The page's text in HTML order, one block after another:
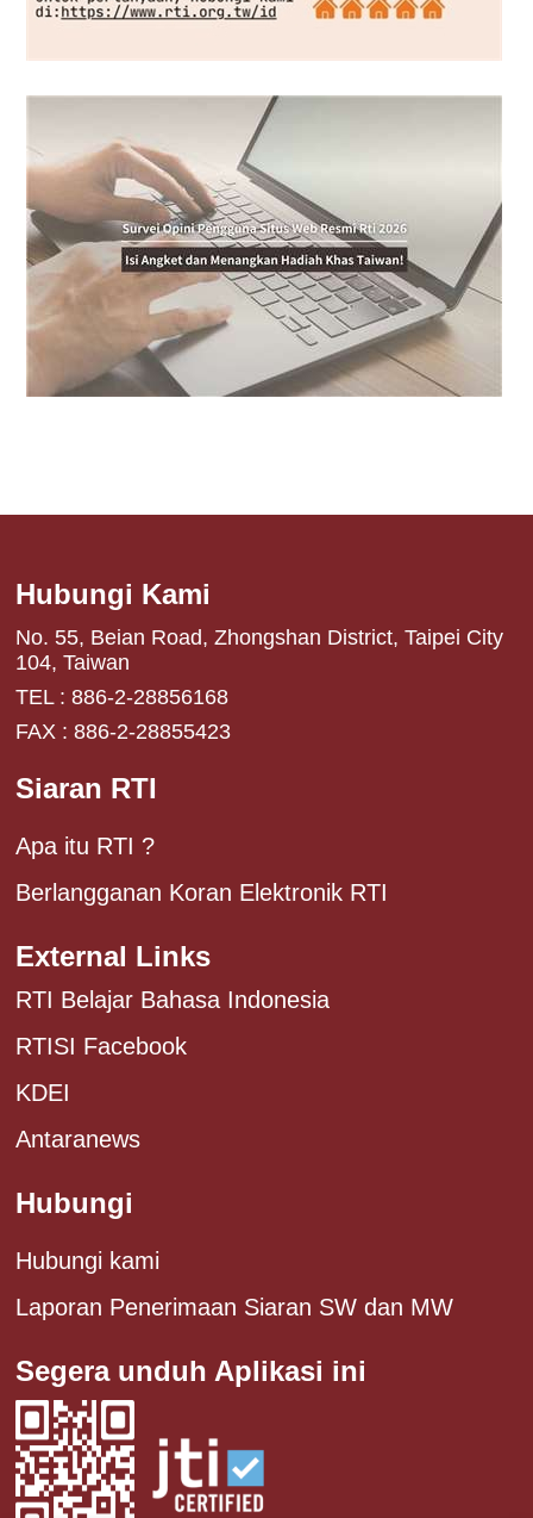
Hubungi Kami
No. 55, Beian Road, Zhongshan District, Taipei City
104, Taiwan
TEL : 886-2-28856168
FAX : 886-2-28855423
Siaran RTI
Apa itu RTI ?
Berlangganan Koran Elektronik RTI
External Links
RTI Belajar Bahasa Indonesia
RTISI Facebook
KDEI
Antaranews
Hubungi
Hubungi kami
Laporan Penerimaan Siaran SW dan MW
Segera unduh Aplikasi ini